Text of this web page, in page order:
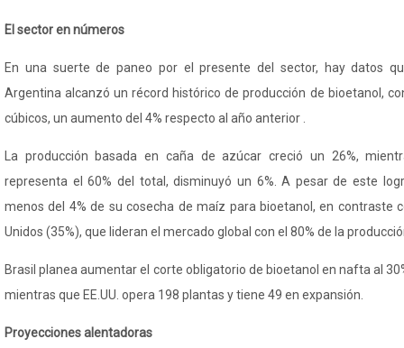
El sector en números
En una suerte de paneo por el presente del sector, hay datos
Argentina alcanzó un récord histórico de producción de bioetanol,
cúbicos, un aumento del 4% respecto al año anterior .
La producción basada en caña de azúcar creció un 26%,
representa el 60% del total, disminuyó un 6%. A pesar de este
menos del 4% de su cosecha de maíz para bioetanol, en contraste
Unidos (35%), que lideran el mercado global con el 80% de la
Brasil planea aumentar el corte obligatorio de bioetanol en nafta al
mientras que EE.UU. opera 198 plantas y tiene 49 en expansión.
Proyecciones alentadoras